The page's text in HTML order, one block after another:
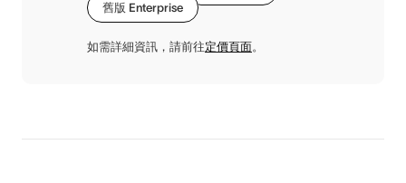
舊版 Enterprise
如需詳細資訊，請前往定價頁面。